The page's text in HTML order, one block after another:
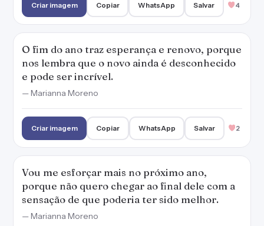
Criar imagem Copiar WhatsApp Salvar 4
O fim do ano traz esperança e renovo, porque
nos lembra que o novo ainda é desconhecido
e pode ser incrível.
— Marianna Moreno
Criar imagem Copiar WhatsApp Salvar 2
Vou me esforçar mais no próximo ano,
porque não quero chegar ao final dele com a
sensação de que poderia ter sido melhor.
— Marianna Moreno